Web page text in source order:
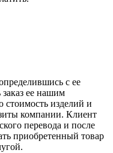
с ее
заказ ее нашим
изделий и
компании. Клиент
перевода и после
приобретенный товар